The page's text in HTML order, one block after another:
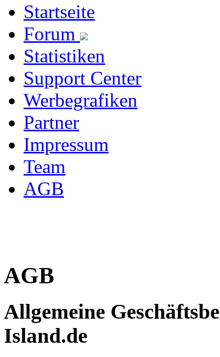
Startseite
Forum
Statistiken
Support Center
Werbegrafiken
Partner
Impressum
Team
AGB
AGB
Allgemeine
Island.de